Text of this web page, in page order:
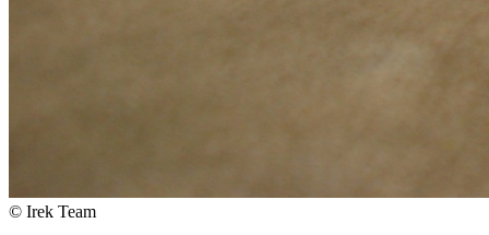
© Irek Team